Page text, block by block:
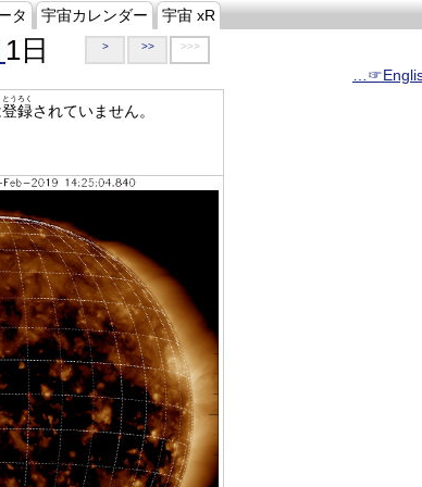
タ 宇宙カレンダー 宇宙 xR
1日 > >> >>>
登録
とうろく
されていません。